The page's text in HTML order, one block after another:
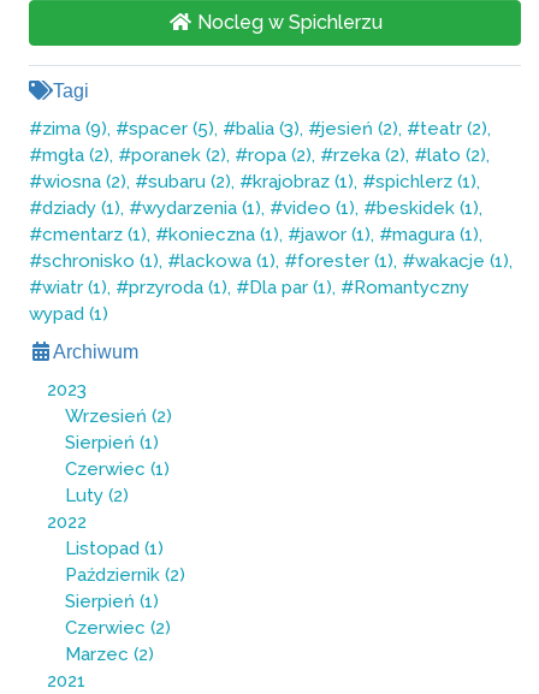
Nocleg w Spichlerzu
Tagi
zima (9) spacer (5) balia (3) jesień (2)
teatr (2)
mgła (2)
poranek (2) ropa (2) rzeka (2)
lato (2)
wiosna (2)
subaru (2) krajobraz (1)
spichlerz (1)
dziady (1)
wydarzenia (1) video (1)
beskidek (1)
cmentarz (1)
konieczna (1) jawor (1)
magura (1)
schronisko (1)
lackowa (1) forester (1)
wakacje (1)
wiatr (1)
przyroda (1) Dla par (1)
Romantyczny
wypad (1)
Archiwum
2023
Wrzesień (2)
Sierpień (1)
Czerwiec (1)
Luty (2)
2022
Listopad (1)
Październik (2)
Sierpień (1)
Czerwiec (2)
Marzec (2)
2021